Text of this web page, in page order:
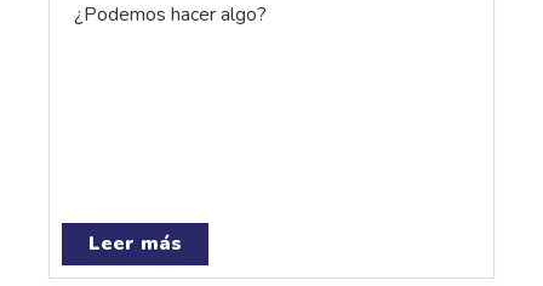
¿Podemos hacer algo?
Leer más